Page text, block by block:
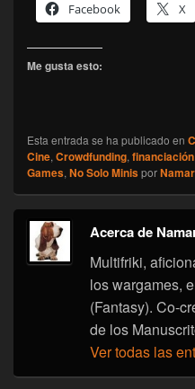
Facebook
X
Me gusta esto:
Esta entrada se ha publicado en
Cine, Crowdfunding,
Games, No Solo Minispor
Acerca de
Multifriki,
los wargames,
(Fantasy). Co-
de los
Ver todas las